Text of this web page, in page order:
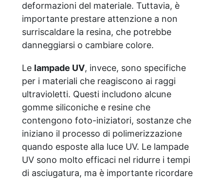
deformazioni del materiale. Tuttavia, è
importante prestare attenzione a non
surriscaldare la resina, che potrebbe
danneggiarsi o cambiare colore.
Le lampade UV, invece, sono specifiche
per i materiali che reagiscono ai raggi
ultravioletti. Questi includono alcune
gomme siliconiche e resine che
contengono foto-iniziatori, sostanze che
iniziano il processo di polimerizzazione
quando esposte alla luce UV. Le lampade
UV sono molto efficaci nel ridurre i tempi
di asciugatura, ma è importante ricordare